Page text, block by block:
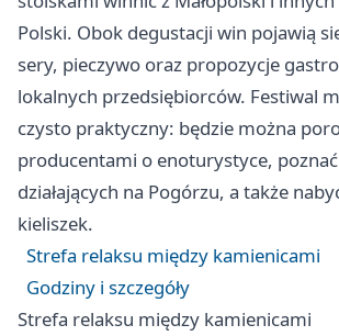
Polski. Obok degustacji win pojawią
sery, pieczywo oraz propozycje
lokalnych przedsiębiorców. Festiwal
czysto praktyczny: będzie można
producentami o enoturystyce,
działających na Pogórzu, a także
kieliszek.
Strefa relaksu między kamienicami
Godziny i szczegóły
Strefa relaksu między kamienicami